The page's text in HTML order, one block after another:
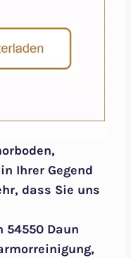
Ihrer Gegend
dass Sie uns
Daun